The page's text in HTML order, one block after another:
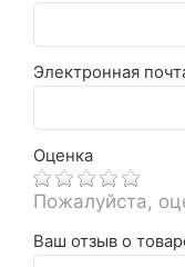
Электронная
Оценка
Пожалуйста,
Ваш отзыв о